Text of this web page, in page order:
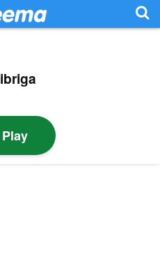
Play